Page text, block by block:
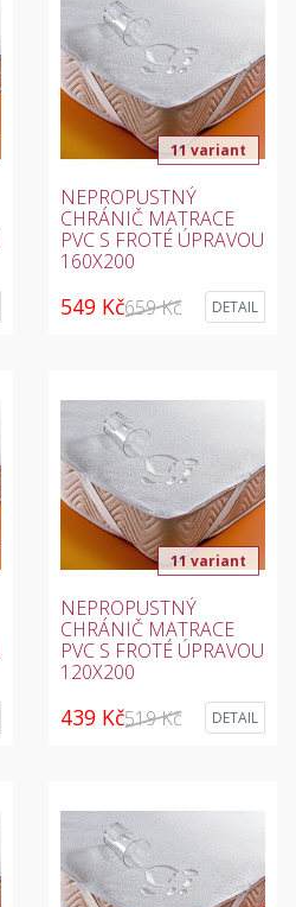
11 variant
NEPROPUSTNÝ
CHRÁNIČ MATRACE
PVC S FROTÉ ÚPRAVOU
160X200
549 Kč659 Kč DETAIL
11 variant
NEPROPUSTNÝ
CHRÁNIČ MATRACE
PVC S FROTÉ ÚPRAVOU
120X200
439 Kč519 Kč DETAIL